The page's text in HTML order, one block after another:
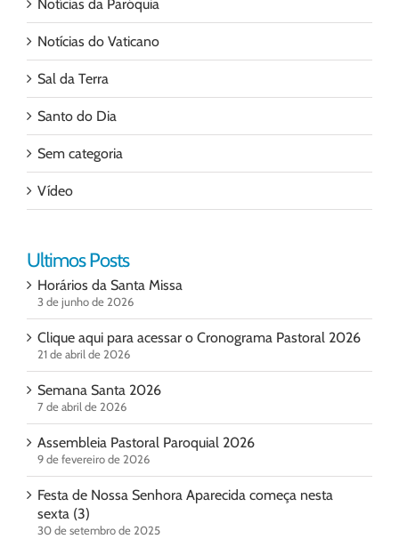
Notícias da Paróquia
Notícias do Vaticano
Sal da Terra
Santo do Dia
Sem categoria
Vídeo
Ultimos Posts
Horários da Santa Missa
3 de junho de 2026
Clique aqui para acessar o Cronograma Pastoral 2026
21 de abril de 2026
Semana Santa 2026
7 de abril de 2026
Assembleia Pastoral Paroquial 2026
9 de fevereiro de 2026
Festa de Nossa Senhora Aparecida começa nesta
sexta (3)
30 de setembro de 2025